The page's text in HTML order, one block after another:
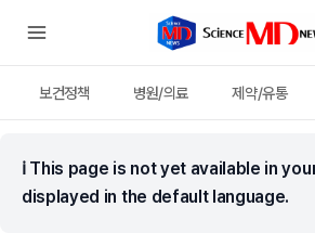
보건정책 병원/의료 제약/유통
ℹ This page is not yet available in
displayed in the default language.